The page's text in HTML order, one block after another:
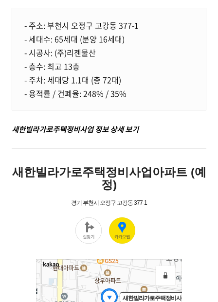
- 주소: 부천시 오정구 고강동 377-1
- 세대수: 65세대 (분양 16세대)
- 시공사: (주)리젠물산
- 층수: 최고 13층
- 주차: 세대당 1.1대 (총 72대)
- 용적률 / 건폐율: 248% / 35%
새한빌라가로주택정비사업 정보 상세 보기